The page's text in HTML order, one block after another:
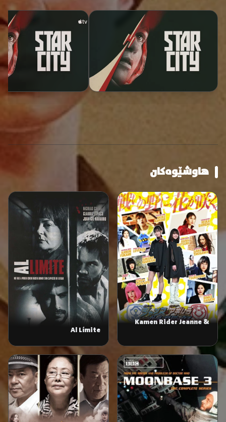
هاوشێوەکان
Kamen Rider Jeanne &
Al Límite